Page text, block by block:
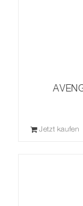
Jetzt kaufen